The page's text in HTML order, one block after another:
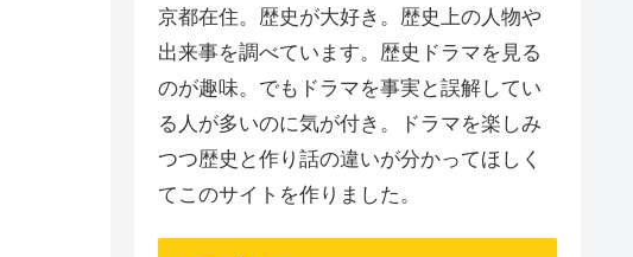
京都在住。歴史が大好き。歴史上の人物や
出来事を調べています。歴史ドラマを見る
のが趣味。でもドラマを事実と誤解してい
る人が多いのに気が付き。ドラマを楽しみ
つつ歴史と作り話の違いが分かってほしく
てこのサイトを作りました。